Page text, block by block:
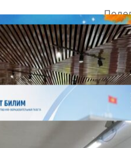
Комментарии
Последние новости
НЕДЕЛЯ В ОБЗОРЕ
07.08.2026
ДЛЯ МЕТОДИСТОВ